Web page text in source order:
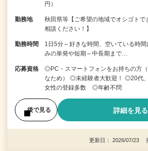
円）
勤務地
秋田県等【ご希望の地域でオシゴト
相談ください！】
勤務時間
1日5分～好きな時間、空いている時
みの単発や短期～中長期まで…
応募資格
◎PC・スマートフォンをお持ちの方
なため） ◎未経験者大歓迎！ ◎20代
女性の登録多数 ◎年齢不問
後で見る 詳細を見る
更新日： 2026/07/23